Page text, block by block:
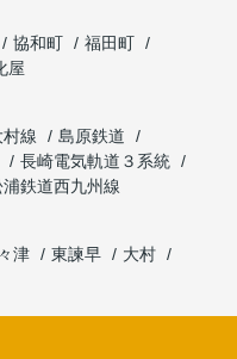
協和町
福田町
屋
村線
島原鉄道
長崎電気軌道３系統
浦鉄道西九州線
津 東諫早
大村